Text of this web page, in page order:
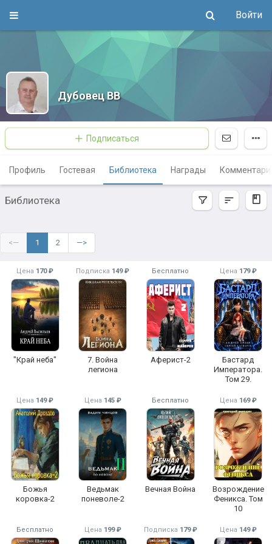
Войти
Дубовец ВВ
Подписаться
Профиль Гостевая Библиотека Награды
Библиотека
<— 1 2 —>
Цена 170 ₽
"Край неба"
Подписка 149 ₽
7. Война
легиона
Бесплатно
Аферист-2
Цена 179 ₽
Бастард
Императора.
Том 29.
Цена 149 ₽
Божья
коровка-2
Цена 145 ₽
Ведьмак
поневоле-2
Бесплатно
Вечная Война
Цена 169 ₽
Возрождение
Феникса. Том
10
Бесплатно Цена 199 ₽ Подписка 179 ₽ Цена 149 ₽